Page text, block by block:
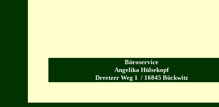
Büroservice
Angelika Hülsekopf
Dreetzer Weg 1 / 16845 Bückwitz